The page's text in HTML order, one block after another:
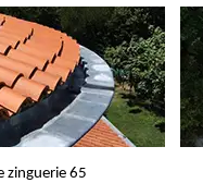
zinguerie 65